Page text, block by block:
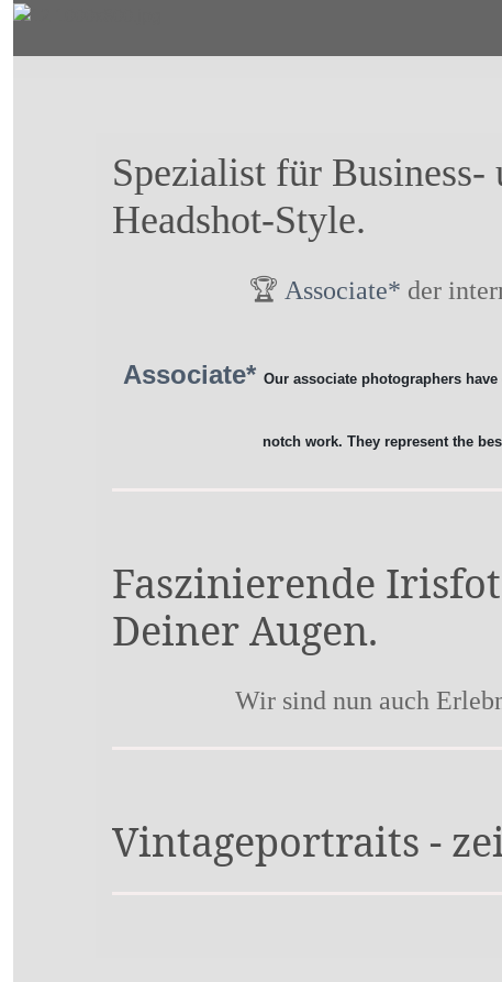
Spezialist für
Headshot-Style.
🏆 Associate* der
Associate* Our associate photographers
notch work. They represent the
Faszinierende
Deiner Augen.
Wir sind nun auch
Vintageportraits -